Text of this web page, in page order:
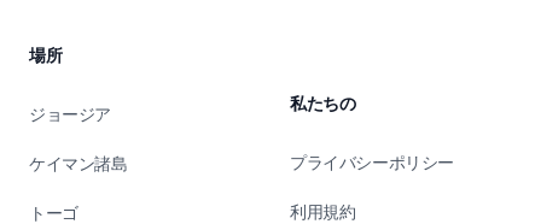
場所
ジョージア
ケイマン諸島
トーゴ
私たちの
プライバシーポリシー
利用規約